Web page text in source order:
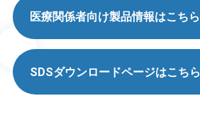
医療関係者向け製品情報はこちら
SDSダウンロードページはこちら